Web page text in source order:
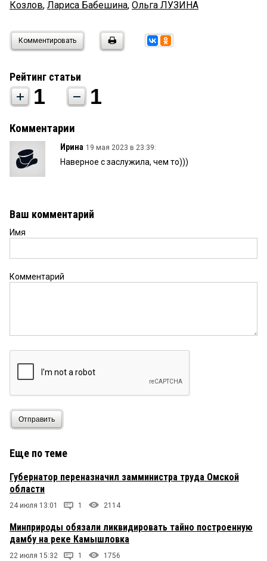
Козлов, Лариса Бабешина, Ольга ЛУЗИНА
Комментировать
Рейтинг статьи
1 1
Комментарии
Ирина 19 мая 2023 в 23:39:
Наверное с заслужила, чем то)))
Ваш комментарий
Имя
Комментарий
Отправить
Еще по теме
Губернатор переназначил замминистра труда Омской
области
24 июля 13:01 1 2114
Минприроды обязали ликвидировать тайно построенную
дамбу на реке Камышловка
22 июля 15:32 1 1756